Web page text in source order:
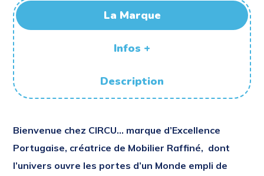
La Marque
Infos +
Description
Bienvenue chez CIRCU… marque d’Excellence
Portugaise, créatrice de Mobilier Raffiné, dont
l’univers ouvre les portes d’un Monde empli de